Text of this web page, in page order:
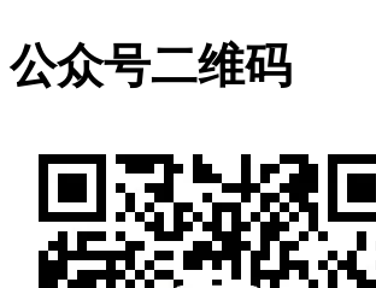
公众号二维码